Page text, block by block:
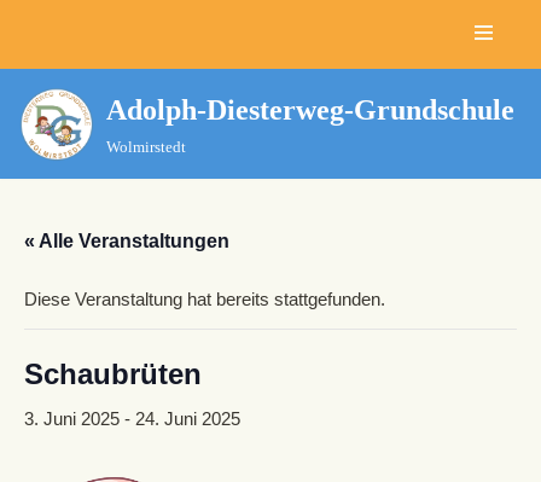
Zum
Inhalt
springen
Adolph-Diesterweg-Grundschule
Wolmirstedt
« Alle Veranstaltungen
Diese Veranstaltung hat bereits stattgefunden.
Schaubrüten
3. Juni 2025 - 24. Juni 2025